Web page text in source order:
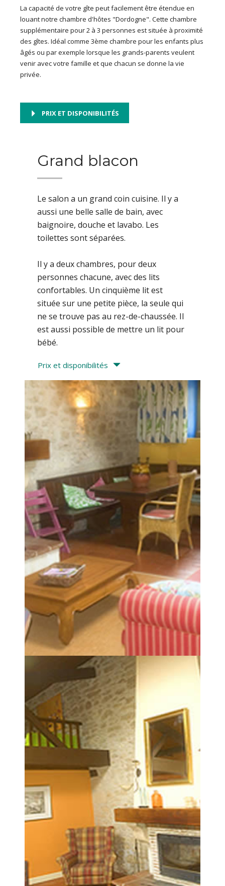
La capacité de votre gîte peut facilement être étendue en
louant notre chambre d'hôtes "Dordogne". Cette chambre
supplémentaire pour 2 à 3 personnes est située à proximité
des gîtes. Idéal comme 3ème chambre pour les enfants plus
âgés ou par exemple lorsque les grands-parents veulent
venir avec votre famille et que chacun se donne la vie
privée.
PRIX ET DISPONIBILITÉS
Grand blacon
Le salon a un grand coin cuisine. Il y a
aussi une belle salle de bain, avec
baignoire, douche et lavabo. Les
toilettes sont séparées.
Il y a deux chambres, pour deux
personnes chacune, avec des lits
confortables. Un cinquième lit est
située sur une petite pièce, la seule qui
ne se trouve pas au rez-de-chaussée. Il
est aussi possible de mettre un lit pour
bébé.
Prix et disponibilités